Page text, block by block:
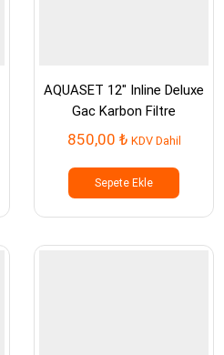
AQUASET 12″ Inline Deluxe
Gac Karbon Filtre
850,00 ₺ KDV Dahil
Sepete Ekle